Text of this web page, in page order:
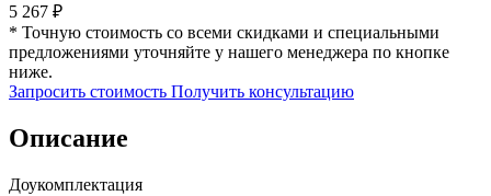
5 267 ₽
* Точную стоимость со всеми скидками и специальными
предложениями уточняйте у нашего менеджера по кнопке
ниже.
Запросить стоимость Получить консультацию
Описание
Доукомплектация